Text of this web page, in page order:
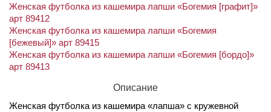
Женская футболка из кашемира лапши «Богемия [графит]»
арт 89412
Женская футболка из кашемира лапши «Богемия
[бежевый]» арт 89415
Женская футболка из кашемира лапши «Богемия [бордо]»
арт 89413
Описание
Женская футболка из кашемира «лапша» с кружевной